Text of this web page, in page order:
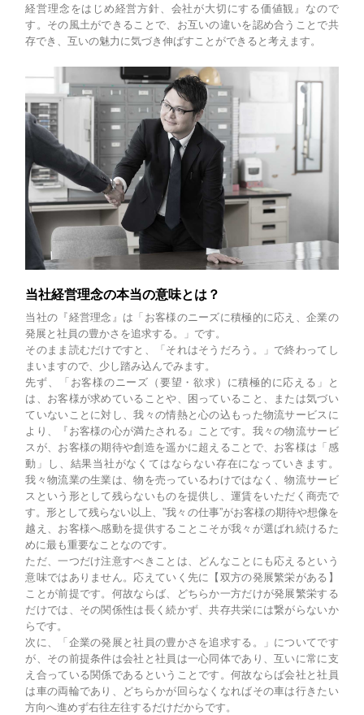
経営理念をはじめ経営方針、会社が大切にする価値観』なので
す。その風土ができることで、お互いの違いを認め合うことで共
存でき、互いの魅力に気づき伸ばすことができると考えます。
当社経営理念の本当の意味とは？
当社の『経営理念』は「お客様のニーズに積極的に応え、企業の
発展と社員の豊かさを追求する。」です。
そのまま読むだけですと、「それはそうだろう。」で終わってし
まいますので、少し踏み込んでみます。
先ず、「お客様のニーズ（要望・欲求）に積極的に応える」と
は、お客様が求めていることや、困っていること、または気づい
ていないことに対し、我々の情熱と心の込もった物流サービスに
より、『お客様の心が満たされる』ことです。我々の物流サービ
スが、お客様の期待や創造を遥かに超えることで、お客様は「感
動」し、結果当社がなくてはならない存在になっていきます。
我々物流業の生業は、物を売っているわけではなく、物流サービ
スという形として残らないものを提供し、運賃をいただく商売で
す。形として残らない以上、”我々の仕事”がお客様の期待や想像を
越え、お客様へ感動を提供することこそが我々が選ばれ続けるた
めに最も重要なことなのです。
ただ、一つだけ注意すべきことは、どんなことにも応えるという
意味ではありません。応えていく先に【双方の発展繁栄がある】
ことが前提です。何故ならば、どちらか一方だけが発展繁栄する
だけでは、その関係性は長く続かず、共存共栄には繋がらないか
らです。
次に、「企業の発展と社員の豊かさを追求する。」についてです
が、その前提条件は会社と社員は一心同体であり、互いに常に支
え合っている関係であるということです。何故ならば会社と社員
は車の両輪であり、どちらかが回らなくなればその車は行きたい
方向へ進めず右往左往するだけだからです。